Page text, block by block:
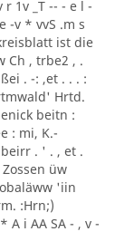
1v _T -- - e l -
-v * vvS .m s
ist die
Ch , trbe2 , .
. -: ,et . . . :
Hrtd.
beitn :
: mi, K.-
. ' . , et .
üw
'iin
:Hrn;)
A i AA SA - , v -